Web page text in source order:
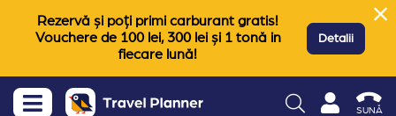
Rezervă și poți primi carburant gratis!
Vouchere de 100 lei, 300 lei și 1 tonă in
fiecare lună!
Detalii
SUNĂ